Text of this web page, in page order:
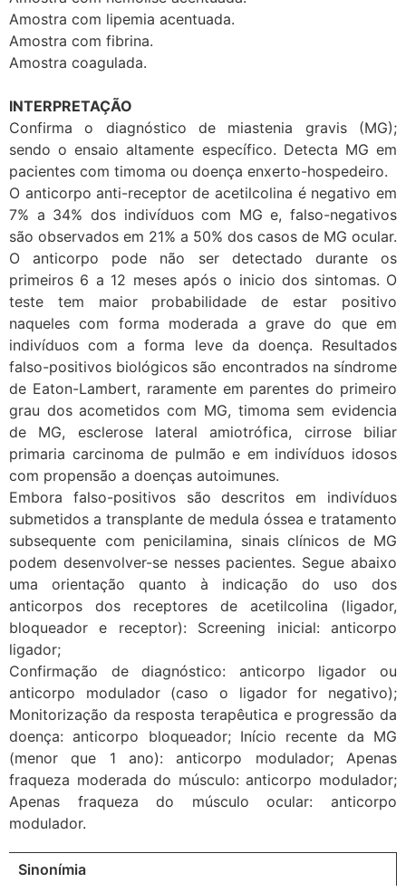
Amostra com lipemia acentuada.
Amostra com fibrina.
Amostra coagulada.
INTERPRETAÇÃO
Confirma o diagnóstico de miastenia gravis (MG);
sendo o ensaio altamente específico. Detecta MG em
pacientes com timoma ou doença enxerto-hospedeiro.
O anticorpo anti-receptor de acetilcolina é negativo em
7% a 34% dos indivíduos com MG e, falso-negativos
são observados em 21% a 50% dos casos de MG ocular.
O anticorpo pode não ser detectado durante os
primeiros 6 a 12 meses após o inicio dos sintomas. O
teste tem maior probabilidade de estar positivo
naqueles com forma moderada a grave do que em
indivíduos com a forma leve da doença. Resultados
falso-positivos biológicos são encontrados na síndrome
de Eaton-Lambert, raramente em parentes do primeiro
grau dos acometidos com MG, timoma sem evidencia
de MG, esclerose lateral amiotrófica, cirrose biliar
primaria carcinoma de pulmão e em indivíduos idosos
com propensão a doenças autoimunes.
Embora falso-positivos são descritos em indivíduos
submetidos a transplante de medula óssea e tratamento
subsequente com penicilamina, sinais clínicos de MG
podem desenvolver-se nesses pacientes. Segue abaixo
uma orientação quanto à indicação do uso dos
anticorpos dos receptores de acetilcolina (ligador,
bloqueador e receptor): Screening inicial: anticorpo
ligador;
Confirmação de diagnóstico: anticorpo ligador ou
anticorpo modulador (caso o ligador for negativo);
Monitorização da resposta terapêutica e progressão da
doença: anticorpo bloqueador; Início recente da MG
(menor que 1 ano): anticorpo modulador; Apenas
fraqueza moderada do músculo: anticorpo modulador;
Apenas fraqueza do músculo ocular: anticorpo
modulador.
Sinonímia